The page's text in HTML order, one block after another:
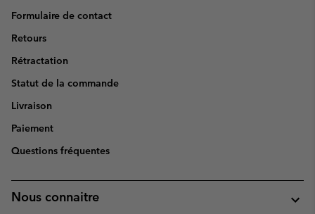
Formulaire de contact
Retours
Rétractation
Statut de la commande
Livraison
Paiement
Questions fréquentes
Nous connaitre